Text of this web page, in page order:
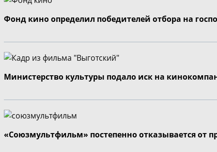
Фонд кино определил победителей отбора на
Министерство культуры подало иск на
«Союзмультфильм» постепенно отказывается от